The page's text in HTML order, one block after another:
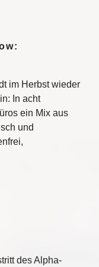
im Herbst wieder
In acht
ein Mix aus
und
des Alpha-